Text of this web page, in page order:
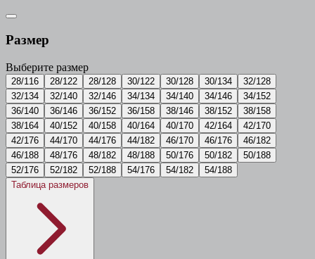
Размер
Выберите размер
28/116 28/122 28/128 30/122 30/128 30/134
32/128
32/134
32/140 32/146 34/134 34/140 34/146
34/152
36/140
36/146 36/152 36/158 38/146 38/152
38/158
38/164
40/152 40/158 40/164 40/170 42/164
42/170
42/176
44/170 44/176 44/182 46/170 46/176
46/182
46/188
48/176 48/182 48/188 50/176 50/182
50/188
52/176
52/182 52/188 54/176 54/182
54/188
Таблица размеров